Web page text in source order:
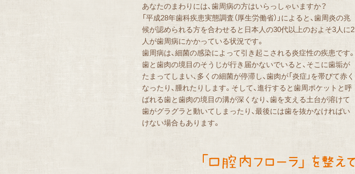
あなたのまわりには、歯周病の方はいらっしゃいますか？
「平成28年歯科疾患実態調査（厚生労働省）」によると、歯周炎の兆
候が認められる方を合わせると日本人の30代以上のおよそ3人に2
人が歯周病にかかっている状況です。
歯周病は、細菌の感染によって引き起こされる炎症性の疾患です。
歯と歯肉の境目のそうじが行き届かないでいると、そこに歯垢が
たまってしまい、多くの細菌が停滞し、歯肉が「炎症」を帯びて赤く
なったり、腫れたりします。そして、進行すると歯周ポケットと呼
ばれる歯と歯肉の境目の溝が深くなり、歯を支える土台が溶けて
歯がグラグラと動いてしまったり、最後には歯を抜かなければい
けない場合もあります。